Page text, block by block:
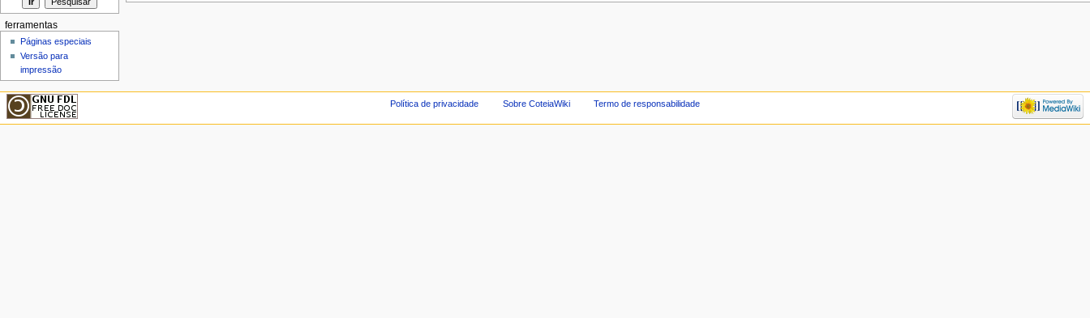
ferramentas
Páginas especiais
Versão para
impressão
Política de privacidade Sobre CoteiaWiki Termo de responsabilidade